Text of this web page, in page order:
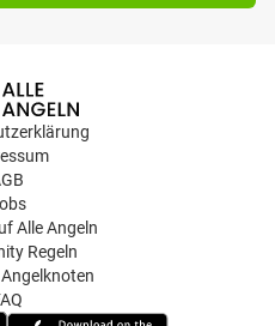
Alle Angeln
Regeln